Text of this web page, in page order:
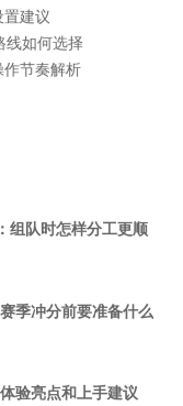
置建议
线如何选择
作节奏解析
组队时怎样分工更顺
季冲分前要准备什么
验亮点和上手建议